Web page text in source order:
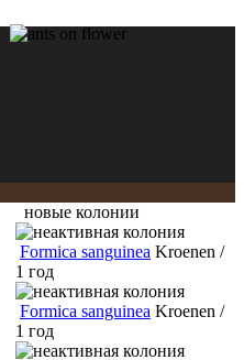
новые колонии
Formica sanguinea Kroenen /
1 год
Formica sanguinea Kroenen /
1 год